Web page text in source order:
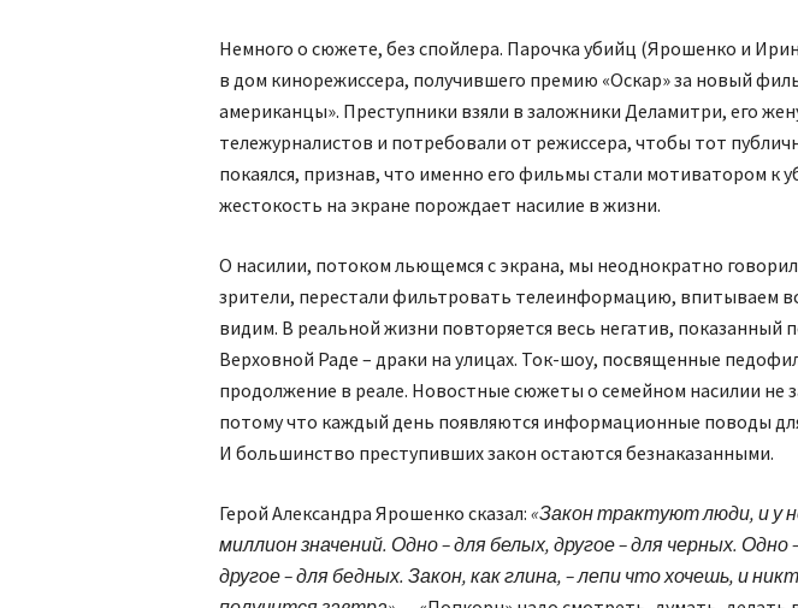
Немного о сюжете, без спойлера. Парочка убийц (Ярошенко и
в дом кинорежиссера, получившего премию «Оскар» за новый
американцы». Преступники взяли в заложники Деламитри, его
тележурналистов и потребовали от режиссера, чтобы тот
покаялся, признав, что именно его фильмы стали мотиватором к
жестокость на экране порождает насилие в жизни.
О насилии, потоком льющемся с экрана, мы неоднократно
зрители, перестали фильтровать телеинформацию, впитываем
видим. В реальной жизни повторяется весь негатив, показанный
Верховной Раде – драки на улицах. Ток-шоу, посвященные
продолжение в реале. Новостные сюжеты о семейном насилии не
потому что каждый день появляются информационные поводы
И большинство преступивших закон остаются безнаказанными.
Герой Александра Ярошенко сказал: «Закон трактуют люди, и у
миллион значений. Одно – для белых, другое – для черных. Одно
другое – для бедных. Закон, как глина, – лепи что хочешь, и